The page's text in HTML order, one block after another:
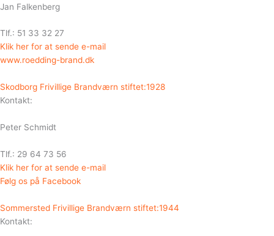
Jan Falkenberg
Tlf.: 51 33 32 27
Klik her for at sende e-mail
www.roedding-brand.dk
Skodborg Frivillige Brandværn stiftet:1928
Kontakt:
Peter Schmidt
Tlf.: 29 64 73 56
Klik her for at sende e-mail
Følg os på Facebook
Sommersted Frivillige Brandværn stiftet:1944
Kontakt: